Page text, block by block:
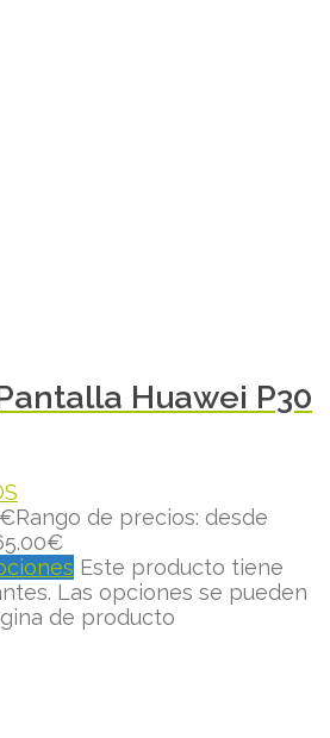
Huawei P30
€Rango de precios: desde
Este producto tiene
Las opciones se pueden
de producto